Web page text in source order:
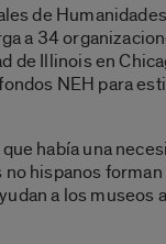
de
a 34
de Illinois en
NEH para
había una
hispanos
a los museos